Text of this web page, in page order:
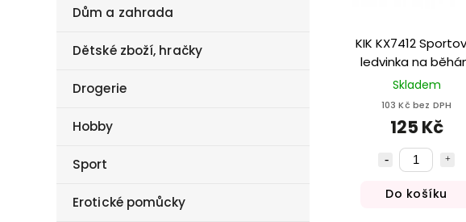
Dům a zahrada
Dětské zboží, hračky
Drogerie
Hobby
Sport
Erotické pomůcky
KIK KX7412
ledvinka na
Skladem
103 Kč bez DPH
125 Kč
Do košíku